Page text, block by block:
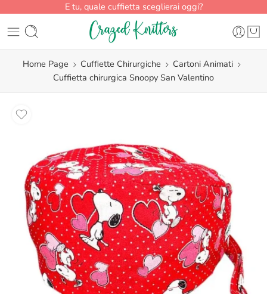
E tu, quale cuffietta sceglierai oggi?
Home Page Cuffiette Chirurgiche
Cartoni Animati
Cuffietta chirurgica Snoopy San Valentino